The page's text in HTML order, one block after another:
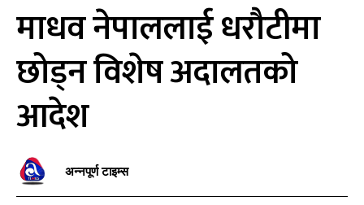
माधव नेपाललाई धरौटीमा
छोड्न विशेष अदालतको
आदेश
अन्नपूर्ण टाइम्स